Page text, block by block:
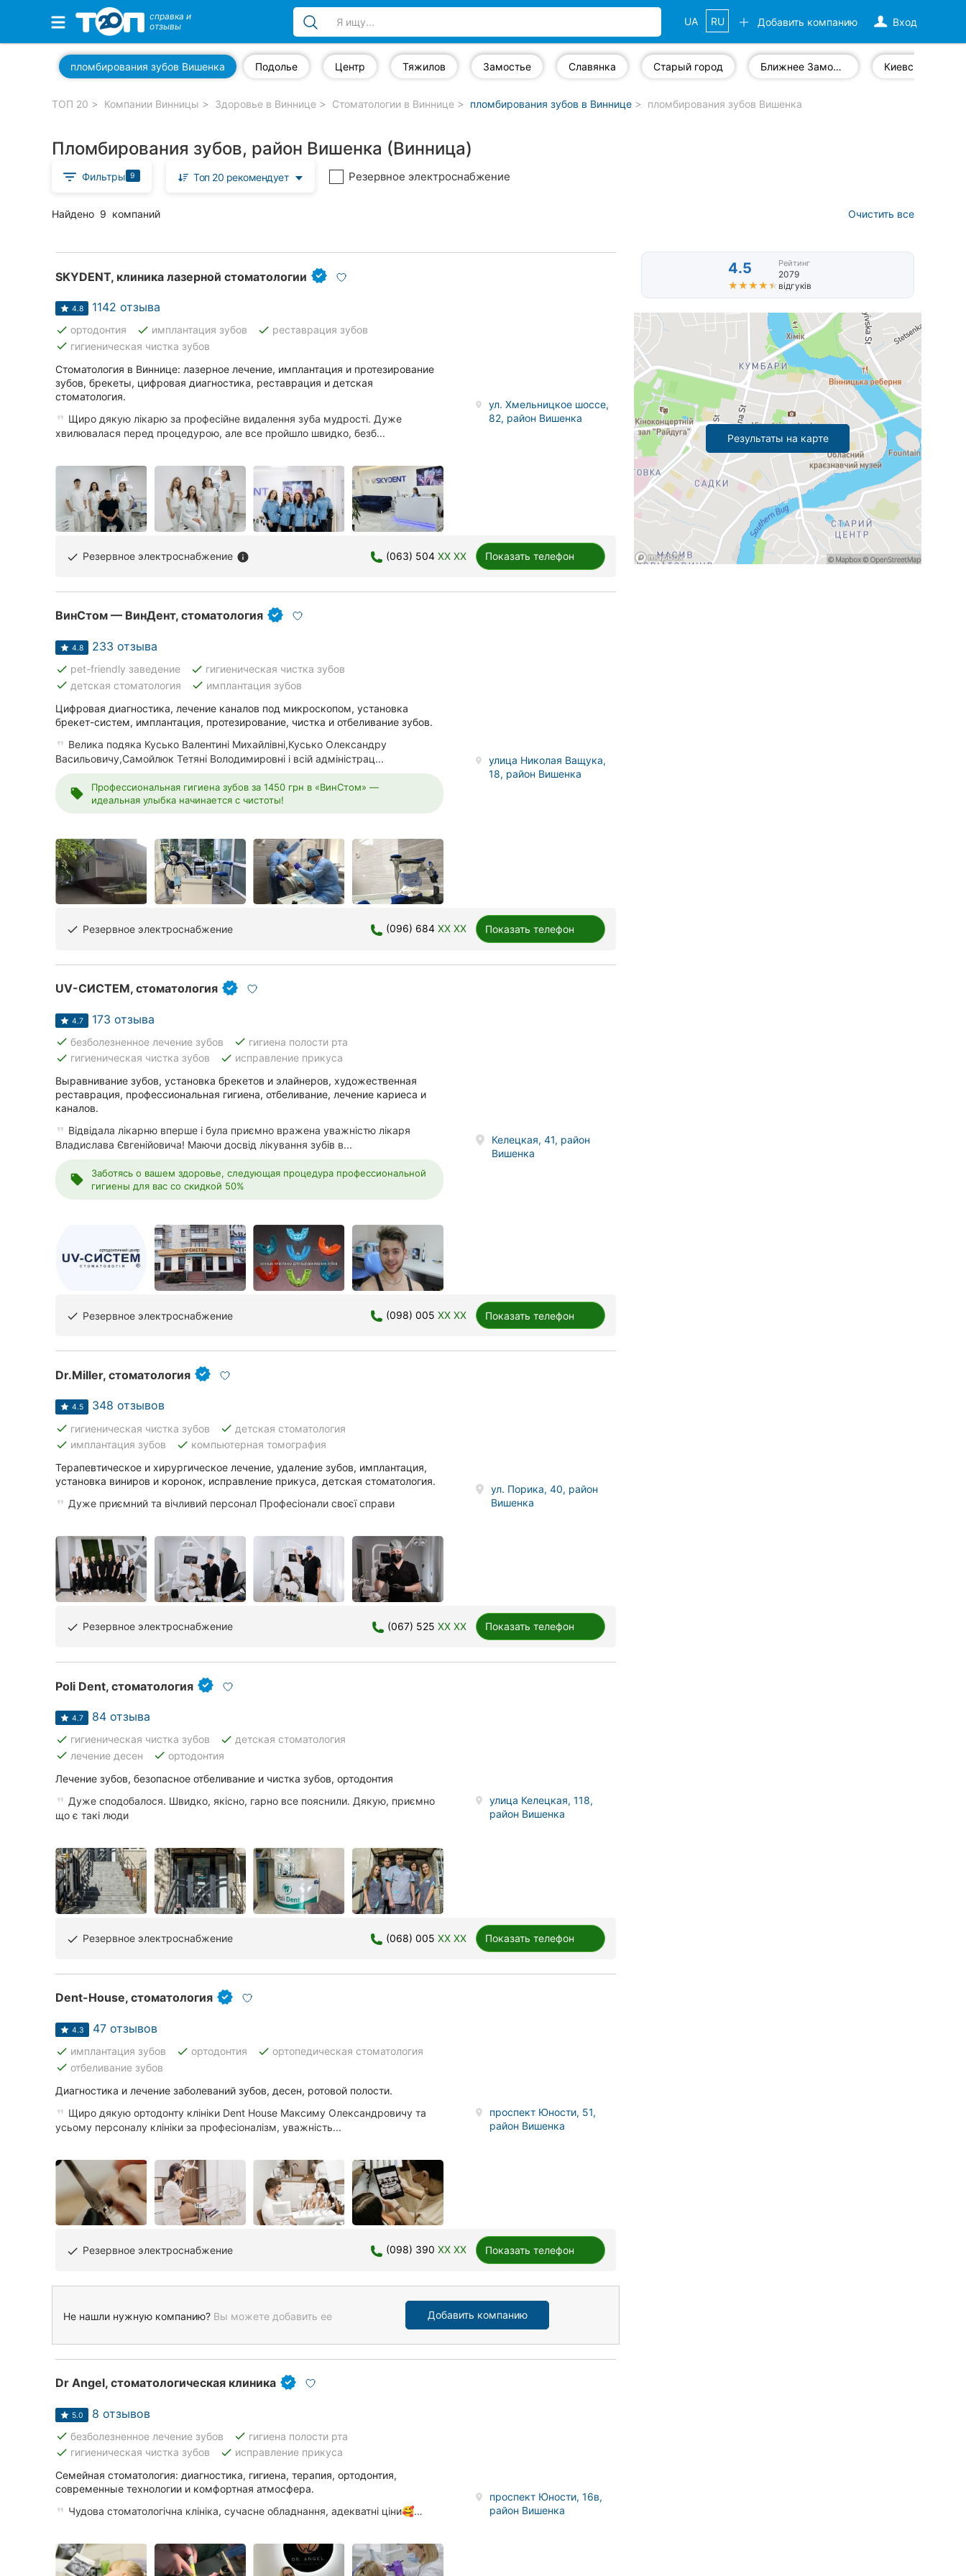
Избранные компании
Стоматологии
Ветеринарные клиники
Частные клиники
Рестораны
Все рубрики
Все города:
Винница
Житомир
Хмельницкий
Ровно
Харьков
Запорожье
Днепр
Львов
Николаев
Полтава
Чернигов
Черкассы
Сумы
Ивано-Франковск
Ужгород
Карпаты
справка и
отзывы
Вход
Добавить компанию
UA RU
Подолье
пломбирования зубов Вишенка Центр Тяжилов Замостье Славянка Старый город Ближнее Замостье Киевская
ТОП 20 Компании Винницы Здоровье в Виннице Стоматологии в Виннице пломбирования зубов в Виннице пломбирования зубов Вишенка
Пломбирования зубов, район Вишенка (Винница)
Фильтры 9 Топ 20 рекомендует Резервное электроснабжение
Найдено 9 компаний Очистить все
SKYDENT, клиника лазерной стоматологии
4.8 1142 отзыва
done ортодонтия done имплантация зубов done реставрация зубов
done гигиеническая чистка зубов
Стоматология в Виннице: лазерное лечение, имплантация и протезирование
зубов, брекеты, цифровая диагностика, реставрация и детская
стоматология.
Щиро дякую лікарю за професійне видалення зуба мудрості. Дуже
хвилювалася перед процедурою, але все пройшло швидко, безб...
ул. Хмельницкое шоссе,
82, район Вишенка
done Резервное электроснабжение info (063) 504 XX XX Показать телефон
ВинСтом — ВинДент, стоматология
4.8 233 отзыва
done pet-friendly заведение done гигиеническая чистка зубов
done детская стоматология done имплантация зубов
Цифровая диагностика, лечение каналов под микроскопом, установка
брекет-систем, имплантация, протезирование, чистка и отбеливание зубов.
Велика подяка Кусько Валентині Михайлівні,Кусько Олександру
Васильовичу,Самойлюк Тетяні Володимировні і всій адміністрац...
local_offer
Профессиональная гигиена зубов за 1450 грн в «ВинСтом» —
идеальная улыбка начинается с чистоты!
улица Николая Ващука,
18, район Вишенка
done Резервное электроснабжение (096) 684 XX XX Показать телефон
UV-СИСТЕМ, стоматология
4.7 173 отзыва
done безболезненное лечение зубов done гигиена полости рта
done гигиеническая чистка зубов done исправление прикуса
Выравнивание зубов, установка брекетов и элайнеров, художественная
реставрация, профессиональная гигиена, отбеливание, лечение кариеса и
каналов.
Відвідала лікарню вперше і була приємно вражена уважністю лікаря
Владислава Євгенійовича! Маючи досвід лікування зубів в...
local_offer
Заботясь о вашем здоровье, следующая процедура профессиональной
гигиены для вас со скидкой 50%
Келецкая, 41, район
Вишенка
done Резервное электроснабжение (098) 005 XX XX Показать телефон
Dr.Miller, стоматология
4.5 348 отзывов
done гигиеническая чистка зубов done детская стоматология
done имплантация зубов done компьютерная томография
Терапевтическое и хирургическое лечение, удаление зубов, имплантация,
установка виниров и коронок, исправление прикуса, детская стоматология.
Дуже приємний та вічливий персонал Професіонали своєї справи
ул. Порика, 40, район
Вишенка
done Резервное электроснабжение (067) 525 XX XX Показать телефон
Poli Dent, стоматология
4.7 84 отзыва
done гигиеническая чистка зубов done детская стоматология
done лечение десен done ортодонтия
Лечение зубов, безопасное отбеливание и чистка зубов, ортодонтия
Дуже сподобалося. Швидко, якісно, гарно все пояснили. Дякую, приємно
що є такі люди
улица Келецкая, 118,
район Вишенка
done Резервное электроснабжение (068) 005 XX XX Показать телефон
Dent-House, стоматология
4.3 47 отзывов
done имплантация зубов done ортодонтия done ортопедическая стоматология
done отбеливание зубов
Диагностика и лечение заболеваний зубов, десен, ротовой полости.
Щиро дякую ортодонту клініки Dent House Максиму Олександровичу та
усьому персоналу клініки за професіоналізм, уважність...
проспект Юности, 51,
район Вишенка
done Резервное электроснабжение (098) 390 XX XX Показать телефон
Не нашли нужную компанию? Вы можете добавить ее Добавить компанию
Dr Angel, стоматологическая клиника
5.0 8 отзывов
done безболезненное лечение зубов done гигиена полости рта
done гигиеническая чистка зубов done исправление прикуса
Семейная стоматология: диагностика, гигиена, терапия, ортодонтия,
современные технологии и комфортная атмосфера.
Чудова стоматологічна клініка, сучасне обладнання, адекватні ціни🥰…
проспект Юности, 16в,
район Вишенка
4.5
★★★★★
★★★★★
Рейтинг
2079
відгуків
Результаты на карте